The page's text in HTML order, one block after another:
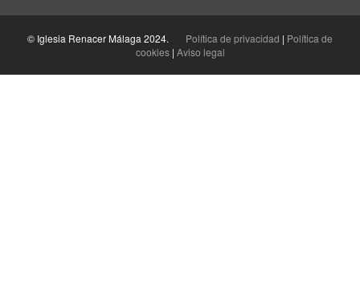
© Iglesia Renacer Málaga 2024. Política de privacidad | Política de
cookies| Aviso legal